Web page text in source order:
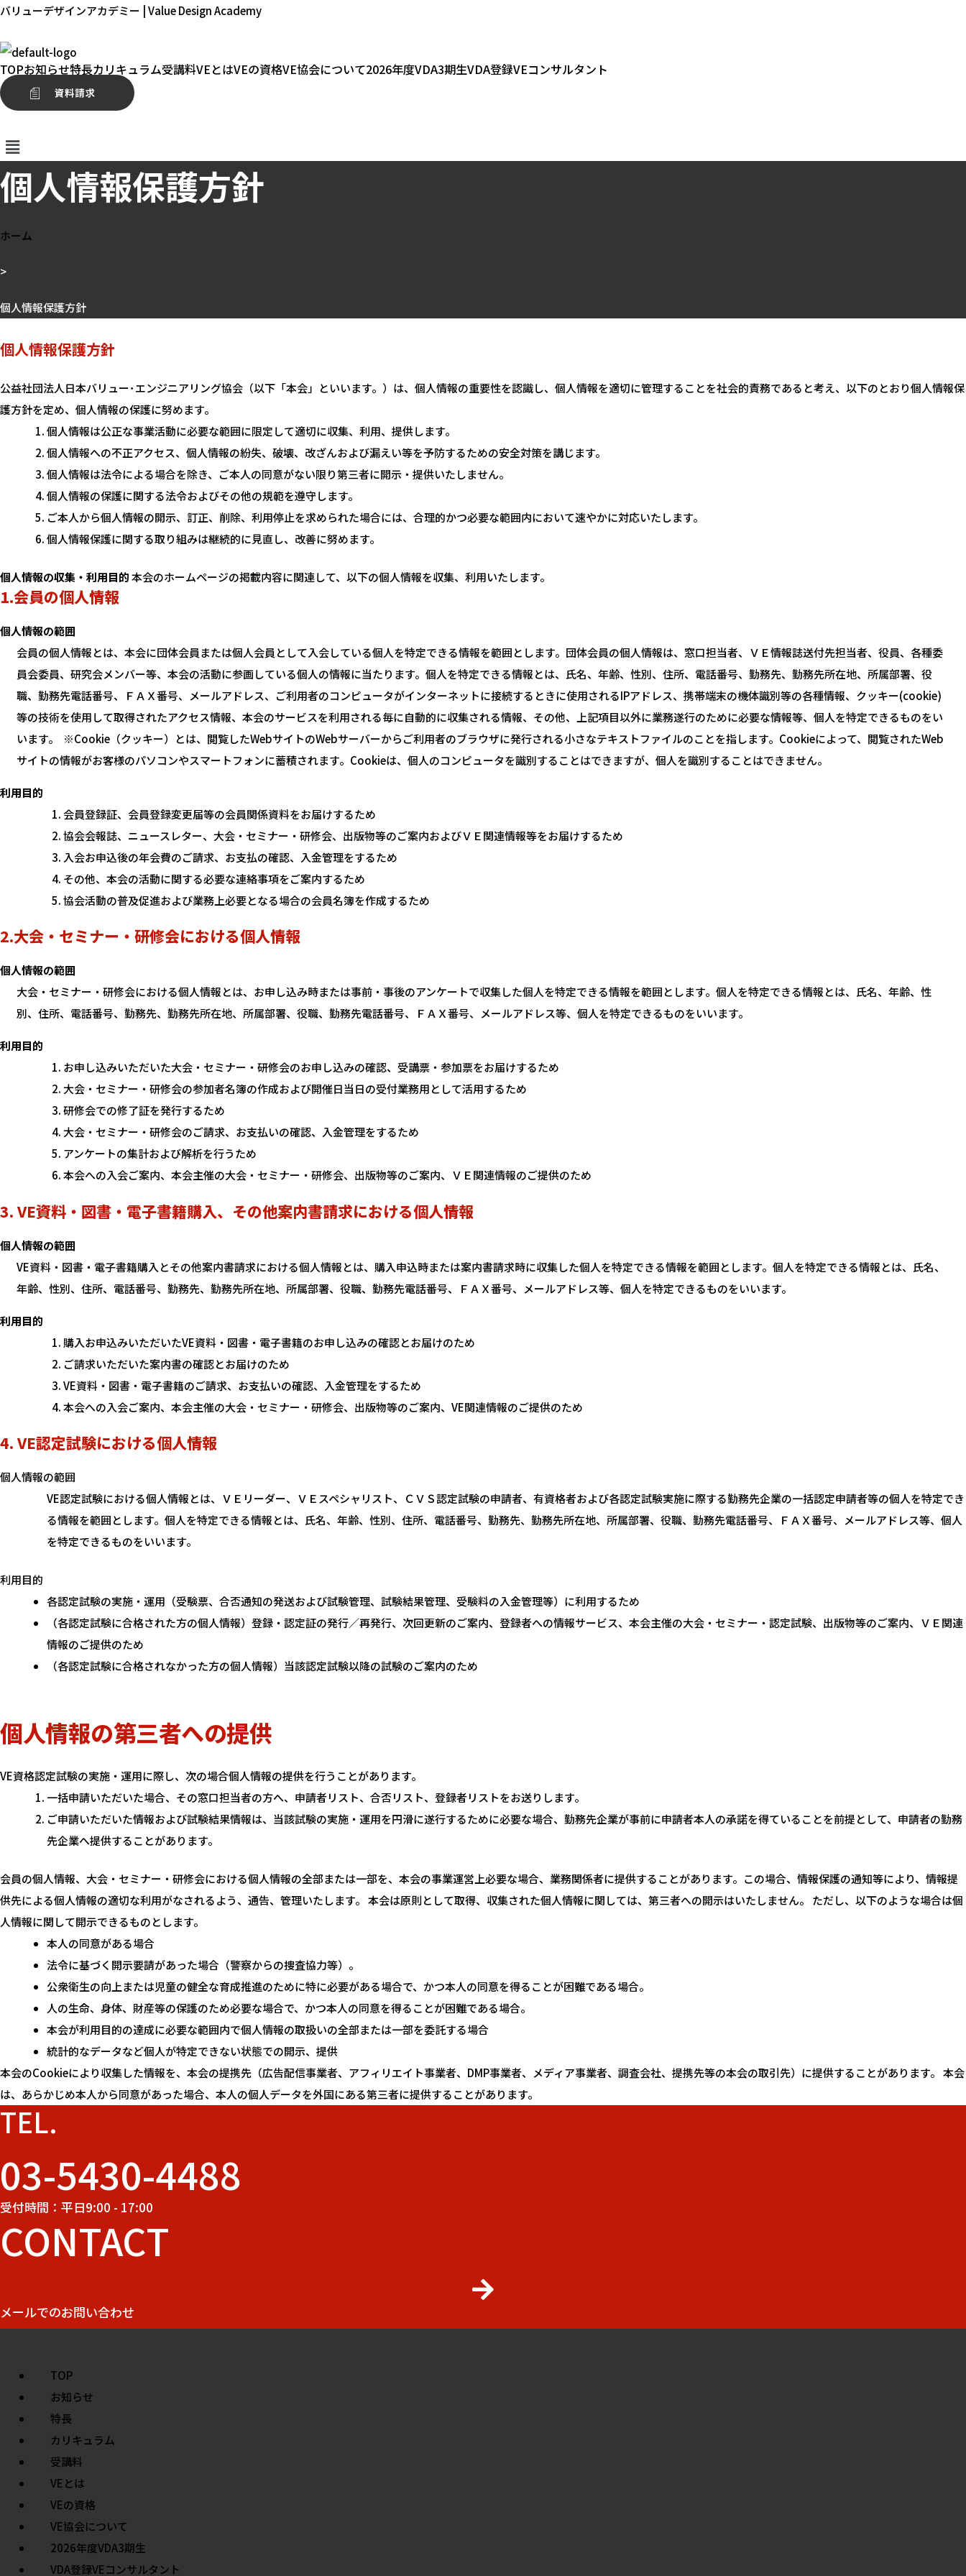
内
を
ス
キ
プ
バリューデザインアカデミー | Value Design Academy
TOPお知らせ特長カリキュラム受講料VEとはVEの資格VE協会について2026年度VDA3期生VDA登録VEコンサルタント
個人情報保護方針
ホーム
>
個人情報保護方針
個人情報保護方針
公益社団法人日本バリュー･エンジニアリング協会（以下「本会」といいます。）は、個人情報の重要性を認識し、個人情報を適切に管理することを社会的責務であると考え、以下のとおり個人情報保
護方針を定め、個人情報の保護に努めます。
個人情報は公正な事業活動に必要な範囲に限定して適切に収集、利用、提供します。
個人情報への不正アクセス、個人情報の紛失、破壊、改ざんおよび漏えい等を予防するための安全対策を講じます。
個人情報は法令による場合を除き、ご本人の同意がない限り第三者に開示・提供いたしません。
個人情報の保護に関する法令およびその他の規範を遵守します。
ご本人から個人情報の開示、訂正、削除、利用停止を求められた場合には、合理的かつ必要な範囲内において速やかに対応いたします。
個人情報保護に関する取り組みは継続的に見直し、改善に努めます。
個人情報の収集・利用目的本会のホームページの掲載内容に関連して、以下の個人情報を収集、利用いたします。
1.会員の個人情報
個人情報の範囲
会員の個人情報とは、本会に団体会員または個人会員として入会している個人を特定できる情報を範囲とします。団体会員の個人情報は、窓口担当者、ＶＥ情報誌送付先担当者、役員、各種委
員会委員、研究会メンバー等、本会の活動に参画している個人の情報に当たります。個人を特定できる情報とは、氏名、年齢、性別、住所、電話番号、勤務先、勤務先所在地、所属部署、役
職、勤務先電話番号、ＦＡＸ番号、メールアドレス、ご利用者のコンピュータがインターネットに接続するときに使用されるIPアドレス、携帯端末の機体識別等の各種情報、クッキー(cookie)
等の技術を使用して取得されたアクセス情報、本会のサービスを利用される毎に自動的に収集される情報、その他、上記項目以外に業務遂行のために必要な情報等、個人を特定できるものをい
います。 ※Cookie（クッキー）とは、閲覧したWebサイトのWebサーバーからご利用者のブラウザに発行される小さなテキストファイルのことを指します。Cookieによって、閲覧されたWeb
サイトの情報がお客様のパソコンやスマートフォンに蓄積されます。Cookieは、個人のコンピュータを識別することはできますが、個人を識別することはできません。
利用目的
会員登録証、会員登録変更届等の会員関係資料をお届けするため
協会会報誌、ニュースレター、大会・セミナー・研修会、出版物等のご案内およびＶＥ関連情報等をお届けするため
入会お申込後の年会費のご請求、お支払の確認、入金管理をするため
その他、本会の活動に関する必要な連絡事項をご案内するため
協会活動の普及促進および業務上必要となる場合の会員名簿を作成するため
2.大会・セミナー・研修会における個人情報
個人情報の範囲
大会・セミナー・研修会における個人情報とは、お申し込み時または事前・事後のアンケートで収集した個人を特定できる情報を範囲とします。個人を特定できる情報とは、氏名、年齢、性
別、住所、電話番号、勤務先、勤務先所在地、所属部署、役職、勤務先電話番号、ＦＡＸ番号、メールアドレス等、個人を特定できるものをいいます。
利用目的
お申し込みいただいた大会・セミナー・研修会のお申し込みの確認、受講票・参加票をお届けするため
大会・セミナー・研修会の参加者名簿の作成および開催日当日の受付業務用として活用するため
研修会での修了証を発行するため
大会・セミナー・研修会のご請求、お支払いの確認、入金管理をするため
アンケートの集計および解析を行うため
本会への入会ご案内、本会主催の大会・セミナー・研修会、出版物等のご案内、ＶＥ関連情報のご提供のため
3. VE資料・図書・電子書籍購入、その他案内書請求における個人情報
個人情報の範囲
VE資料・図書・電子書籍購入とその他案内書請求における個人情報とは、購入申込時または案内書請求時に収集した個人を特定できる情報を範囲とします。個人を特定できる情報とは、氏名、
年齢、性別、住所、電話番号、勤務先、勤務先所在地、所属部署、役職、勤務先電話番号、ＦＡＸ番号、メールアドレス等、個人を特定できるものをいいます。
利用目的
購入お申込みいただいたVE資料・図書・電子書籍のお申し込みの確認とお届けのため
ご請求いただいた案内書の確認とお届けのため
VE資料・図書・電子書籍のご請求、お支払いの確認、入金管理をするため
本会への入会ご案内、本会主催の大会・セミナー・研修会、出版物等のご案内、VE関連情報のご提供のため
4. VE認定試験における個人情報
個人情報の範囲
VE認定試験における個人情報とは、ＶＥリーダー、ＶＥスペシャリスト、ＣＶＳ認定試験の申請者、有資格者および各認定試験実施に際する勤務先企業の一括認定申請者等の個人を特定でき
る情報を範囲とします。個人を特定できる情報とは、氏名、年齢、性別、住所、電話番号、勤務先、勤務先所在地、所属部署、役職、勤務先電話番号、ＦＡＸ番号、メールアドレス等、個人
を特定できるものをいいます。
利用目的
各認定試験の実施・運用（受験票、合否通知の発送および試験管理、試験結果管理、受験料の入金管理等）に利用するため
（各認定試験に合格された方の個人情報）登録・認定証の発行／再発行、次回更新のご案内、登録者への情報サービス、本会主催の大会・セミナー・認定試験、出版物等のご案内、ＶＥ関連
情報のご提供のため
（各認定試験に合格されなかった方の個人情報）当該認定試験以降の試験のご案内のため
個人情報の第三者への提供
VE資格認定試験の実施・運用に際し、次の場合個人情報の提供を行うことがあります。
一括申請いただいた場合、その窓口担当者の方へ、申請者リスト、合否リスト、登録者リストをお送りします。
ご申請いただいた情報および試験結果情報は、当該試験の実施・運用を円滑に遂行するために必要な場合、勤務先企業が事前に申請者本人の承諾を得ていることを前提として、申請者の勤務
先企業へ提供することがあります。
会員の個人情報、大会・セミナー・研修会における個人情報の全部または一部を、本会の事業運営上必要な場合、業務関係者に提供することがあります。この場合、情報保護の通知等により、情報提
供先による個人情報の適切な利用がなされるよう、通告、管理いたします。 本会は原則として取得、収集された個人情報に関しては、第三者への開示はいたしません。 ただし、以下のような場合は個
人情報に関して開示できるものとします。
本人の同意がある場合
法令に基づく開示要請があった場合（警察からの捜査協力等）。
公衆衛生の向上または児童の健全な育成推進のために特に必要がある場合で、かつ本人の同意を得ることが困難である場合。
人の生命、身体、財産等の保護のため必要な場合で、かつ本人の同意を得ることが困難である場合。
本会が利用目的の達成に必要な範囲内で個人情報の取扱いの全部または一部を委託する場合
統計的なデータなど個人が特定できない状態での開示、提供
本会のCookieにより収集した情報を、本会の提携先（広告配信事業者、アフィリエイト事業者、DMP事業者、メディア事業者、調査会社、提携先等の本会の取引先）に提供することがあります。 本会
は、あらかじめ本人から同意があった場合、本人の個人データを外国にある第三者に提供することがあります。
TEL.
03-5430-4488
受付時間：平日9:00 - 17:00
CONTACT
メールでのお問い合わせ
TOP
お知らせ
特長
カリキュラム
受講料
VEとは
VEの資格
VE協会について
2026年度VDA3期生
VDA登録VEコンサルタント